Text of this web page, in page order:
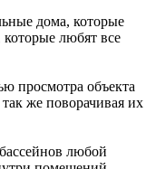
дома, которые
любят все
просмотра объекта
же поворачивая их
любой